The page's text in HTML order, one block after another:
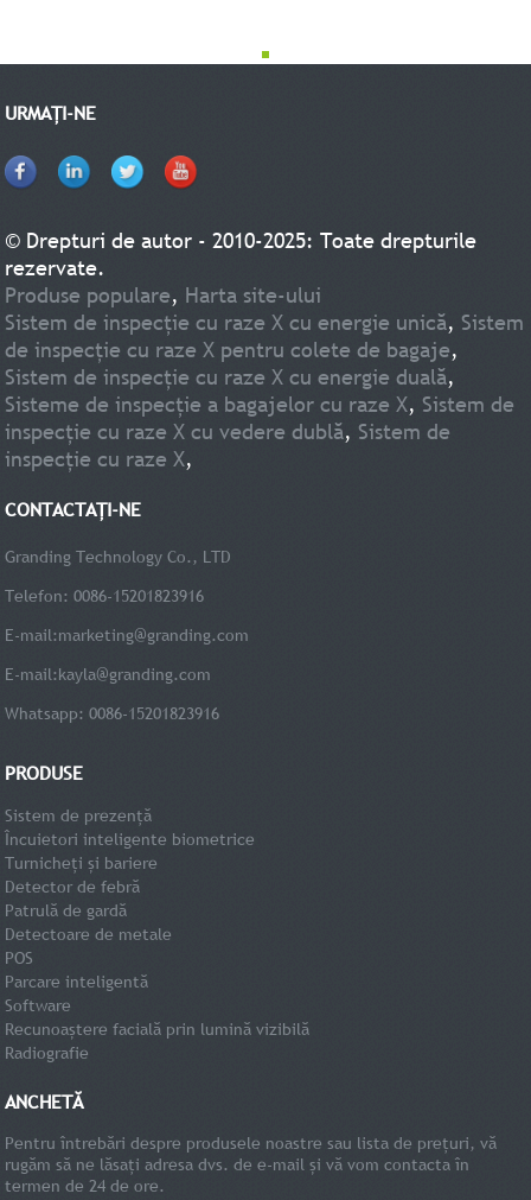
URMAȚI-NE
© Drepturi de autor - 2010-2025: Toate drepturile
rezervate.
Produse populare, Harta site-ului
Sistem de inspecție cu raze X cu energie unică, Sistem
de inspecție cu raze X pentru colete de bagaje,
Sistem de inspecție cu raze X cu energie duală,
Sisteme de inspecție a bagajelor cu raze X, Sistem de
inspecție cu raze X cu vedere dublă, Sistem de
inspecție cu raze X,
CONTACTAŢI-NE
Granding Technology Co., LTD
Telefon: 0086-15201823916
E-mail:marketing@granding.com
E-mail:kayla@granding.com
Whatsapp: 0086-15201823916
PRODUSE
Sistem de prezență
Încuietori inteligente biometrice
Turnicheți și bariere
Detector de febră
Patrulă de gardă
Detectoare de metale
POS
Parcare inteligentă
Software
Recunoaștere facială prin lumină vizibilă
Radiografie
ANCHETĂ
Pentru întrebări despre produsele noastre sau lista de prețuri, vă
rugăm să ne lăsați adresa dvs. de e-mail și vă vom contacta în
termen de 24 de ore.